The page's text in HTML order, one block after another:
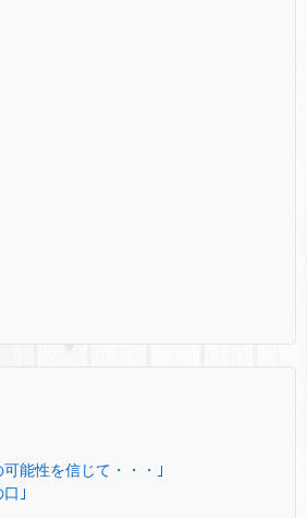
能性を信じて・・・｣
｣